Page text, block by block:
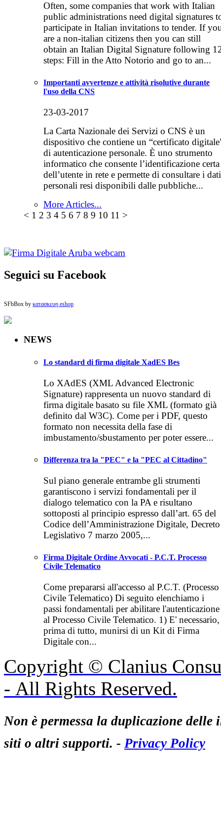
Often, some companies that work with Italian
public administrations need digital signatures
participate in Italian invitations to tender. If
are a non-italian citizens then you can still
obtain an Italian Digital Signature following
steps: Fill in the Atto Notorio and go to an...
Importanti avvertenze e attività risolutive durante
l'uso della CNS
23-03-2017
La Carta Nazionale dei Servizi o CNS è un
dispositivo che contiene un “certificato
di autenticazione personale. È uno strumento
informatico che consente l’identificazione certa
dell’utente in rete e permette di consultare i dati
personali resi disponibili dalle pubbliche...
More Articles...
< 1 2 3 4 5 6 7 8 9 10 11 >
Seguici su Facebook
SFbBox by κατασκευη eshop
NEWS
Lo standard di firma digitale XadES Bes
Lo XAdES (XML Advanced Electronic
Signature) rappresenta un nuovo standard di
firma digitale basato su file XML (formato già
definito dal W3C). Come per i PDF, questo
formato non necessita della fase di
imbustamento/sbustamento per poter essere...
Differenza tra la "PEC" e la "PEC al Cittadino"
Sul piano generale entrambe gli strumenti
garantiscono i servizi fondamentali per il
dialogo telematico con la PA e risultano
sottoposti al principio espresso dall’art. 65 del
Codice dell’Amministrazione Digitale, Decreto
Legislativo 7 marzo 2005,...
Firma Digitale Ordine Avvocati - P.C.T. Processo
Civile Telematico
Come prepararsi all'accesso al ‪P.C.T. (Processo
Civile Telematico) Di seguito elenchiamo i
passi fondamentali per abilitare l'autenticazione
al Processo Civile Telematico. 1) E' necessario,
prima di tutto, munirsi di un Kit di Firma
Digitale con...
Copyright © Clanius
- All Rights Reserved.
Non è permessa la duplicazione
siti o altri supporti. - Privacy Policy